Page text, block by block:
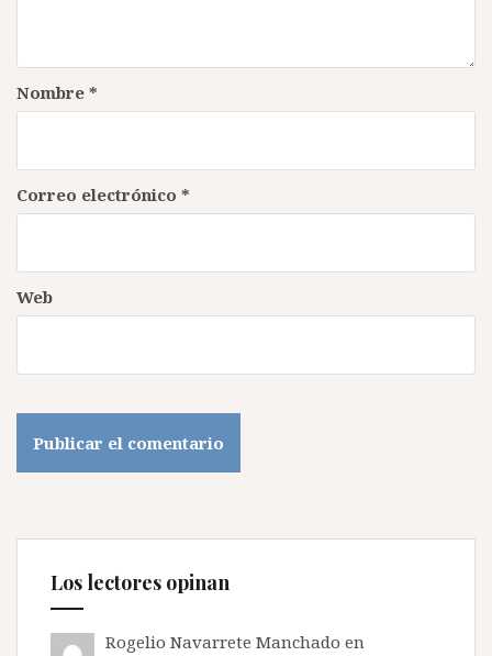
Nombre *
Correo electrónico *
Web
Los lectores opinan
Rogelio Navarrete Manchado en